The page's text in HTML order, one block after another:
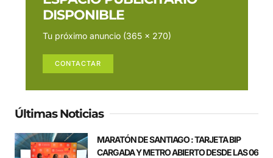
DISPONIBLE
Tu próximo anuncio (365 x 270)
CONTACTAR
Últimas Noticias
MARATÓN DE SANTIAGO : TARJETA BIP
CARGADA Y METRO ABIERTO DESDE LAS 06